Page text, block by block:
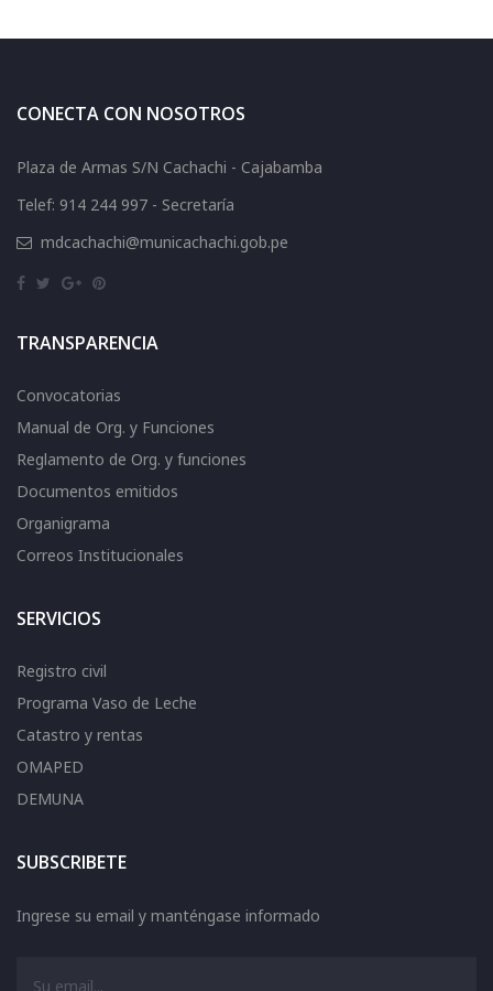
CONECTA CON NOSOTROS
Plaza de Armas S/N Cachachi - Cajabamba
Telef: 914 244 997 - Secretaría
mdcachachi@municachachi.gob.pe
TRANSPARENCIA
Convocatorias
Manual de Org. y Funciones
Reglamento de Org. y funciones
Documentos emitidos
Organigrama
Correos Institucionales
SERVICIOS
Registro civil
Programa Vaso de Leche
Catastro y rentas
OMAPED
DEMUNA
SUBSCRIBETE
Ingrese su email y manténgase informado